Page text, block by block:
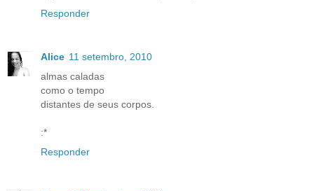
Responder
Alice 11 setembro, 2010
almas caladas
como o tempo
distantes de seus corpos.
:*
Responder